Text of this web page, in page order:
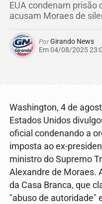
EUA condenam prisão
acusam Moraes de
PorGirando News
Em 04/08/2025
Washington, 4 de
Estados Unidos
oficial condenando a
imposta ao ex-
ministro do Supremo
Alexandre de Moraes.
da Casa Branca, que
"abuso de autoridade"